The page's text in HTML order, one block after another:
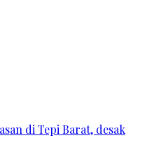
di Tepi Barat, desak